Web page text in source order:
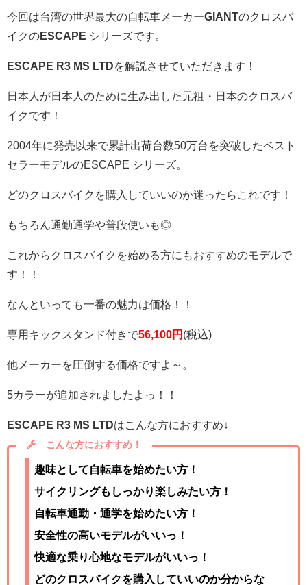
今回は台湾の世界最大の自転車メーカーGIANTのクロスバ
イクのESCAPE シリーズです。
ESCAPE R3 MS LTDを解説させていただきます！
日本人が日本人のために生み出した元祖・日本のクロスバ
イクです！
2004年に発売以来で累計出荷台数50万台を突破したベスト
セラーモデルのESCAPE シリーズ。
どのクロスバイクを購入していいのか迷ったらこれです！
もちろん通勤通学や普段使いも◎
これからクロスバイクを始める方にもおすすめのモデルで
す！！
なんといっても一番の魅力は価格！！
専用キックスタンド付きで56,100円 (税込)
他メーカーを圧倒する価格ですよ～。
5カラーが追加されましたよっ！！
ESCAPE R3 MS LTDはこんな方におすすめ↓
こんな方におすすめ！
趣味として自転車を始めたい方！
サイクリングもしっかり楽しみたい方！
自転車通勤・通学を始めたい方！
安全性の高いモデルがいいっ！
快適な乗り心地なモデルがいいっ！
どのクロスバイクを購入していいのか分からな